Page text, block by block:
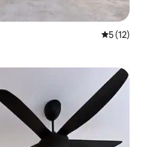
Średnia
5 (12)